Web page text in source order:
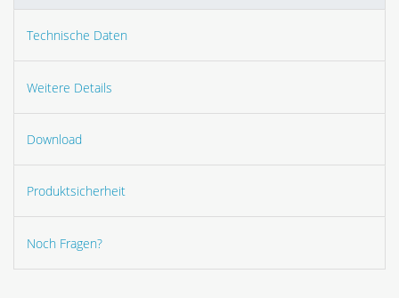
Technische Daten
Weitere Details
Download
Produktsicherheit
Noch Fragen?